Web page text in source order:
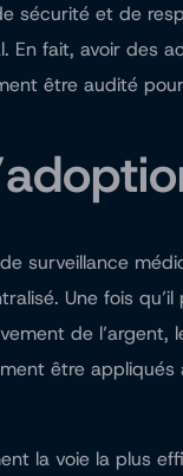
sécurité et de
fait, avoir des
être audité
surveillance
Une fois
de
être
la voie la plus